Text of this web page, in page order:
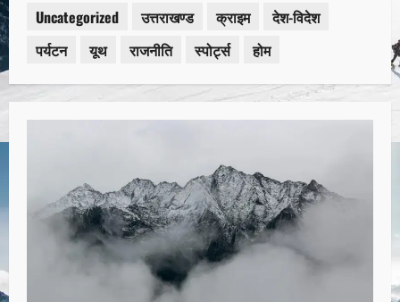
Uncategorized उत्तराखण्ड क्राइम
देश-विदेश
पर्यटन
यूथ राजनीति स्पोर्ट्स होम